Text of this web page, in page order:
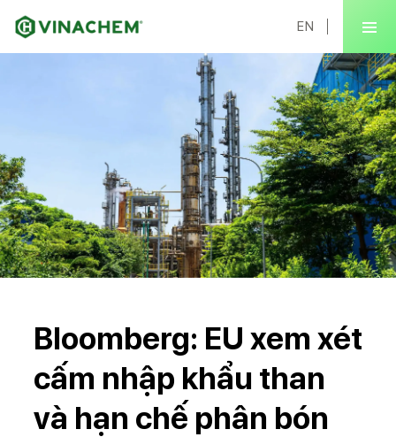
EN
Bloomberg: EU xem xét
cấm nhập khẩu than
và hạn chế phân bón